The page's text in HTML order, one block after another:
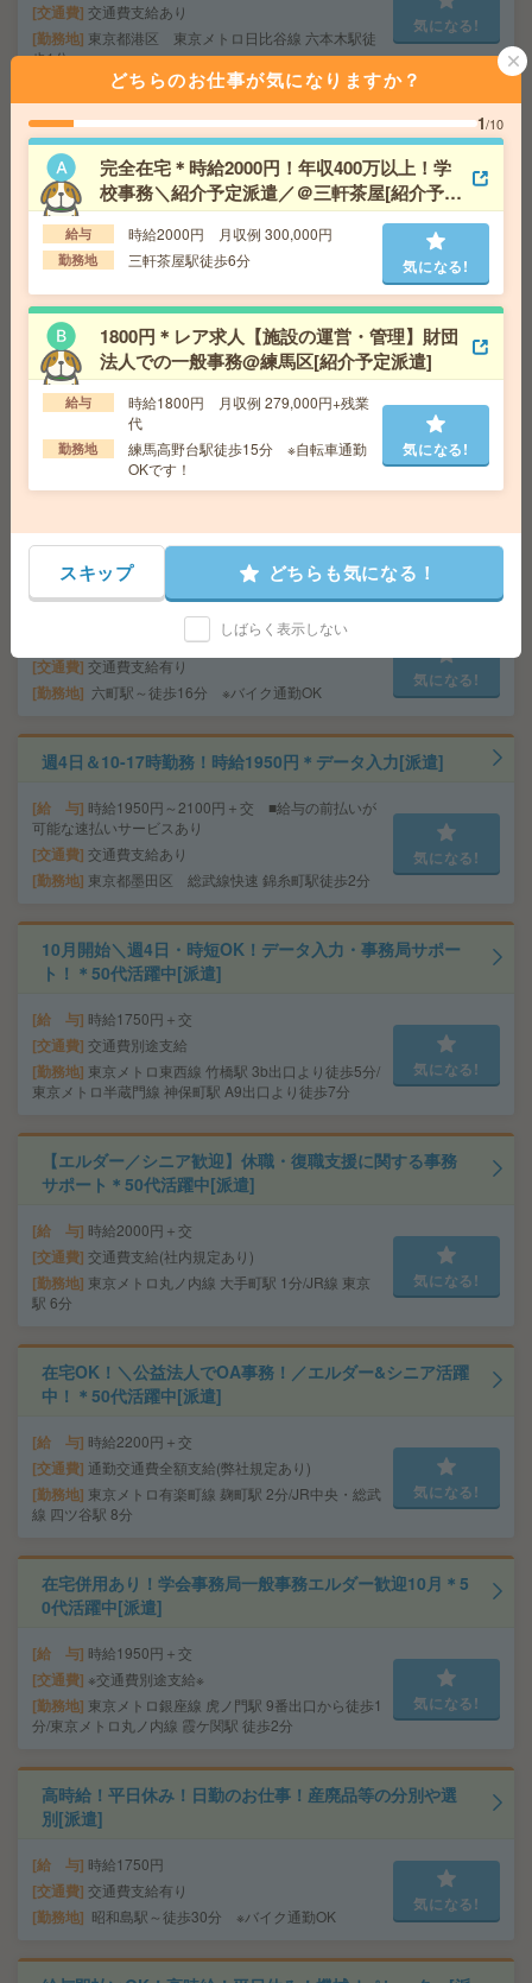
交通費 交通費支給あり
勤務地 東京都港区 東京メトロ日比谷線 六本木駅徒
歩1分
気になる!
時給1750円！週3日勤務＆17時まで！キャラクターグッ
ズを扱う企業でデータ入力[派遣]
給 与
時給1750円～1800円＋交 ■給与の前払いが
可能な速払いサービスあり
交通費 交通費支給あり
勤務地 東京都葛飾区 京成本線 青砥駅徒歩10分
気になる!
【完全在宅＊時給1850円】電子書籍サービス運営企業で
サイト更新や管理[派遣]
給 与 時給1850円＋交 【月収例】305,250円～ ■
給与の前払いが可能な速払いサービスあり
交通費 交通費支給あり
東京都千代田区 東京メトロ半蔵門線 神保町
気になる!
給与即払いOK！高時給！平日休み！日勤のお仕事！入出
荷業務[派遣]
交通費 交通費支給有り
勤務地 六町駅～徒歩16分 ※バイク通勤OK
気になる!
週4日＆10-17時勤務！時給1950円＊データ入力[派遣]
給 与 時給1950円～2100円＋交 ■給与の前払いが
可能な速払いサービスあり
交通費 交通費支給あり
勤務地 東京都墨田区 総武線快速 錦糸町駅徒歩2分
気になる!
10月開始＼週4日・時短OK！データ入力・事務局サポー
ト！＊50代活躍中[派遣]
給 与 時給1750円＋交
交通費 交通費別途支給
勤務地 東京メトロ東西線 竹橋駅 3b出口より徒歩5分/
東京メトロ半蔵門線 神保町駅 A9出口より徒歩7分
気になる!
【エルダー／シニア歓迎】休職・復職支援に関する事務
サポート＊50代活躍中[派遣]
給 与 時給2000円＋交
交通費 交通費支給(社内規定あり)
勤務地 東京メトロ丸ノ内線 大手町駅 1分/JR線 東京
駅 6分
気になる!
在宅OK！＼公益法人でOA事務！／エルダー&シニア活躍
中！＊50代活躍中[派遣]
給 与 時給2200円＋交
交通費 通勤交通費全額支給(弊社規定あり)
勤務地 東京メトロ有楽町線 麹町駅 2分/JR中央・総武
線 四ツ谷駅 8分
気になる!
在宅併用あり！学会事務局一般事務エルダー歓迎10月＊5
0代活躍中[派遣]
給 与 時給1950円＋交
交通費 ※交通費別途支給※
勤務地 東京メトロ銀座線 虎ノ門駅 9番出口から徒歩1
分/東京メトロ丸ノ内線 霞ケ関駅 徒歩2分
気になる!
高時給！平日休み！日勤のお仕事！産廃品等の分別や選
別[派遣]
給 与 時給1750円
交通費 交通費支給有り
勤務地 昭和島駅～徒歩30分 ※バイク通勤OK
気になる!
どちらのお仕事が気になりますか？
1/10
完全在宅＊時給2000円！年収400万以上！学
校事務＼紹介予定派遣／＠三軒茶屋[紹介予定
派遣]
給与 時給2000円 月収例 300,000円
勤務地 三軒茶屋駅徒歩6分 気になる!
1800円＊レア求人【施設の運営・管理】財団
法人での一般事務@練馬区[紹介予定派遣]
給与
時給1800円 月収例 279,000円+残業
代
勤務地
練馬高野台駅徒歩15分 ※自転車通勤
OKです！
気になる!
スキップ どちらも気になる！
しばらく表示しない